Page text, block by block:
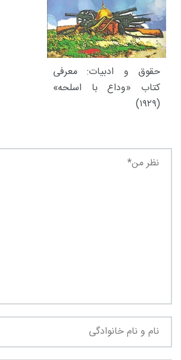
حقوق و ادبیات: معرفی
کتاب «وداع با اسلحه»
(۱۹۲۹)